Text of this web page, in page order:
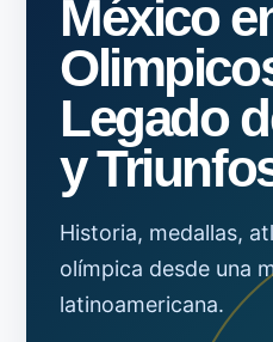
México
Legado
y
Historia, medallas,
olímpica desde una
latinoamericana.